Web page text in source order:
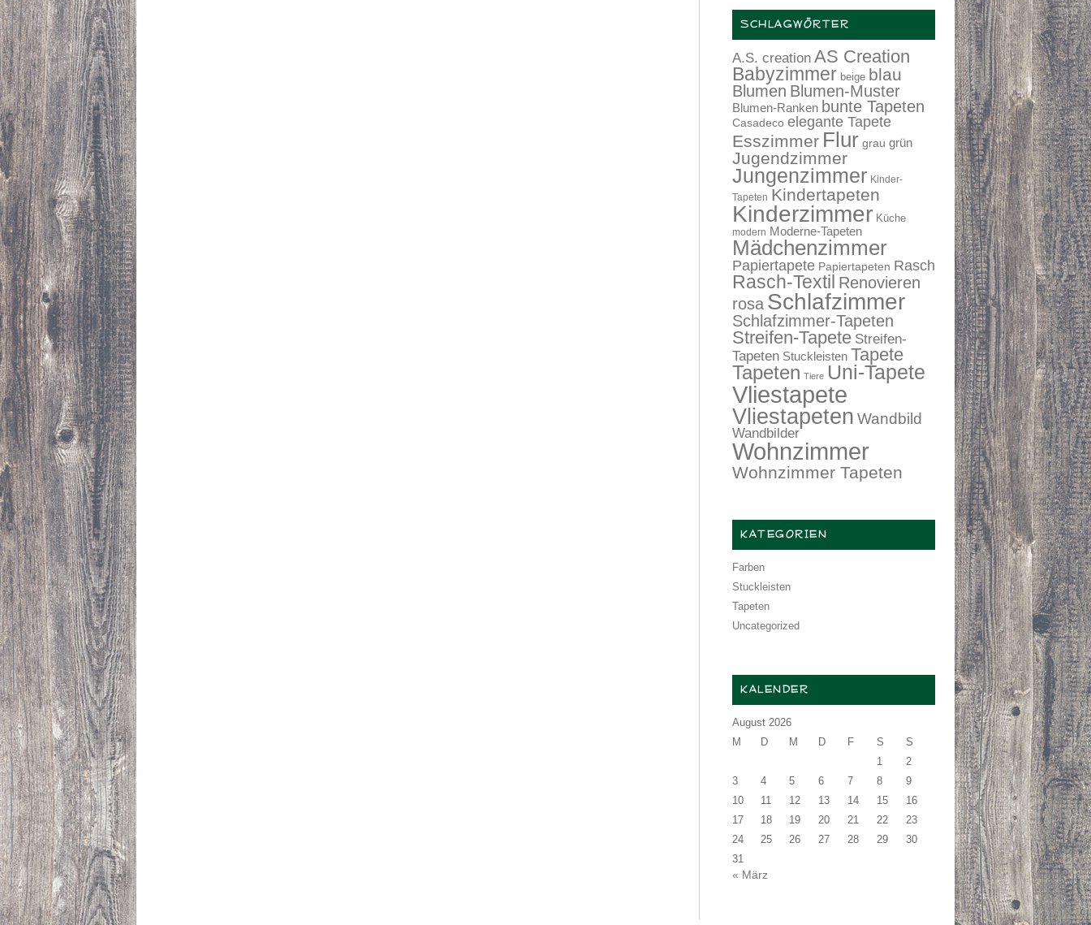
SCHLAGWÖRTER
A.S. creation AS Creation
Babyzimmer beige blau
Blumen Blumen-Muster
Blumen-Ranken bunte Tapeten
Casadeco elegante Tapete
Esszimmer Flur grau grün
Jugendzimmer
Jungenzimmer Kinder-
Tapeten Kindertapeten
Kinderzimmer Küche
modern Moderne-Tapeten
Mädchenzimmer
Papiertapete Papiertapeten Rasch
Rasch-Textil Renovieren
rosa Schlafzimmer
Schlafzimmer-Tapeten
Streifen-Tapete Streifen-
Tapeten Stuckleisten Tapete
Tapeten Tiere Uni-Tapete
Vliestapete
Vliestapeten Wandbild
Wandbilder
Wohnzimmer
Wohnzimmer Tapeten
KATEGORIEN
Farben
Stuckleisten
Tapeten
Uncategorized
KALENDER
August 2026
M
D M D F S
S
1
2
3
4 5 6 7 8
9
10
11 12 13 14 15
16
17
18 19 20 21 22
23
24
25 26 27 28 29
30
31
« März